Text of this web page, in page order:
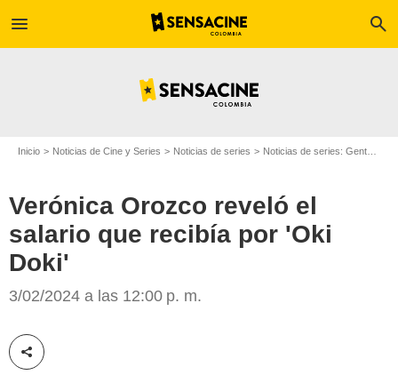
menu search
Inicio Noticias de Cine y Series Noticias de series Noticias de series: Gente
Verónica Orozco reveló el
salario que recibía por 'Oki
Doki'
3/02/2024 a las 12:00 p. m.
Compartir esta noticia